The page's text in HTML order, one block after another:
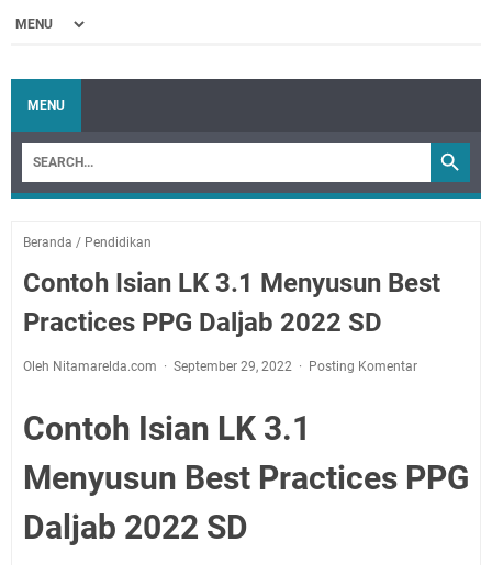
MENU
Beranda / Pendidikan
Contoh Isian LK 3.1 Menyusun Best
Practices PPG Daljab 2022 SD
Oleh Nitamarelda.com September 29, 2022 Posting Komentar
Contoh Isian LK 3.1
Menyusun Best Practices PPG
Daljab 2022 SD